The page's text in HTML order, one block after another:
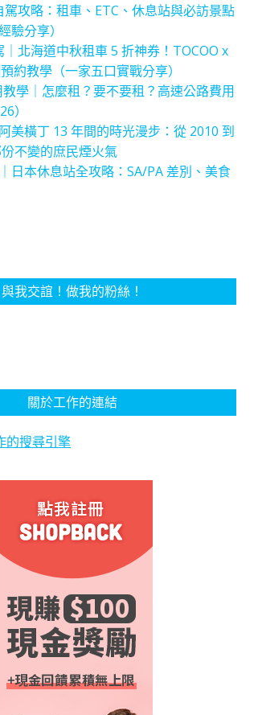
駕攻略：租車、ETC、休息站與必訪景點
驗分享）
北海道中秋租車 5 折神券！TOCOO x
約教學（一家五口實戰分享）
教學｜怎麼租？要不要租？高速公路費用
）
美橫丁 13 年間的時光漫步：從 2010 到
不變的庶民煙火氣
日本休息站全攻略：SA/PA 差別、美食
與我交誼！做我的粉絲！
關於工作的連結
的搜尋引擎